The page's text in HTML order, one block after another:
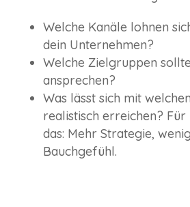
Welche Kanäle lohnen
dein Unternehmen?
Welche Zielgruppen
ansprechen?
Was lässt sich mit
realistisch erreichen?
das: Mehr Strategie,
Bauchgefühl.